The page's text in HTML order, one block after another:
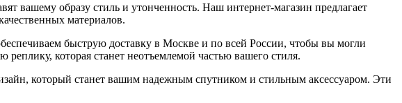
вашему образу стиль и утонченность. Наш интернет-магазин предлагает
материалов.
быструю доставку в Москве и по всей России, чтобы вы могли
которая станет неотъемлемой частью вашего стиля.
который станет вашим надежным спутником и стильным аксессуаром. Эти